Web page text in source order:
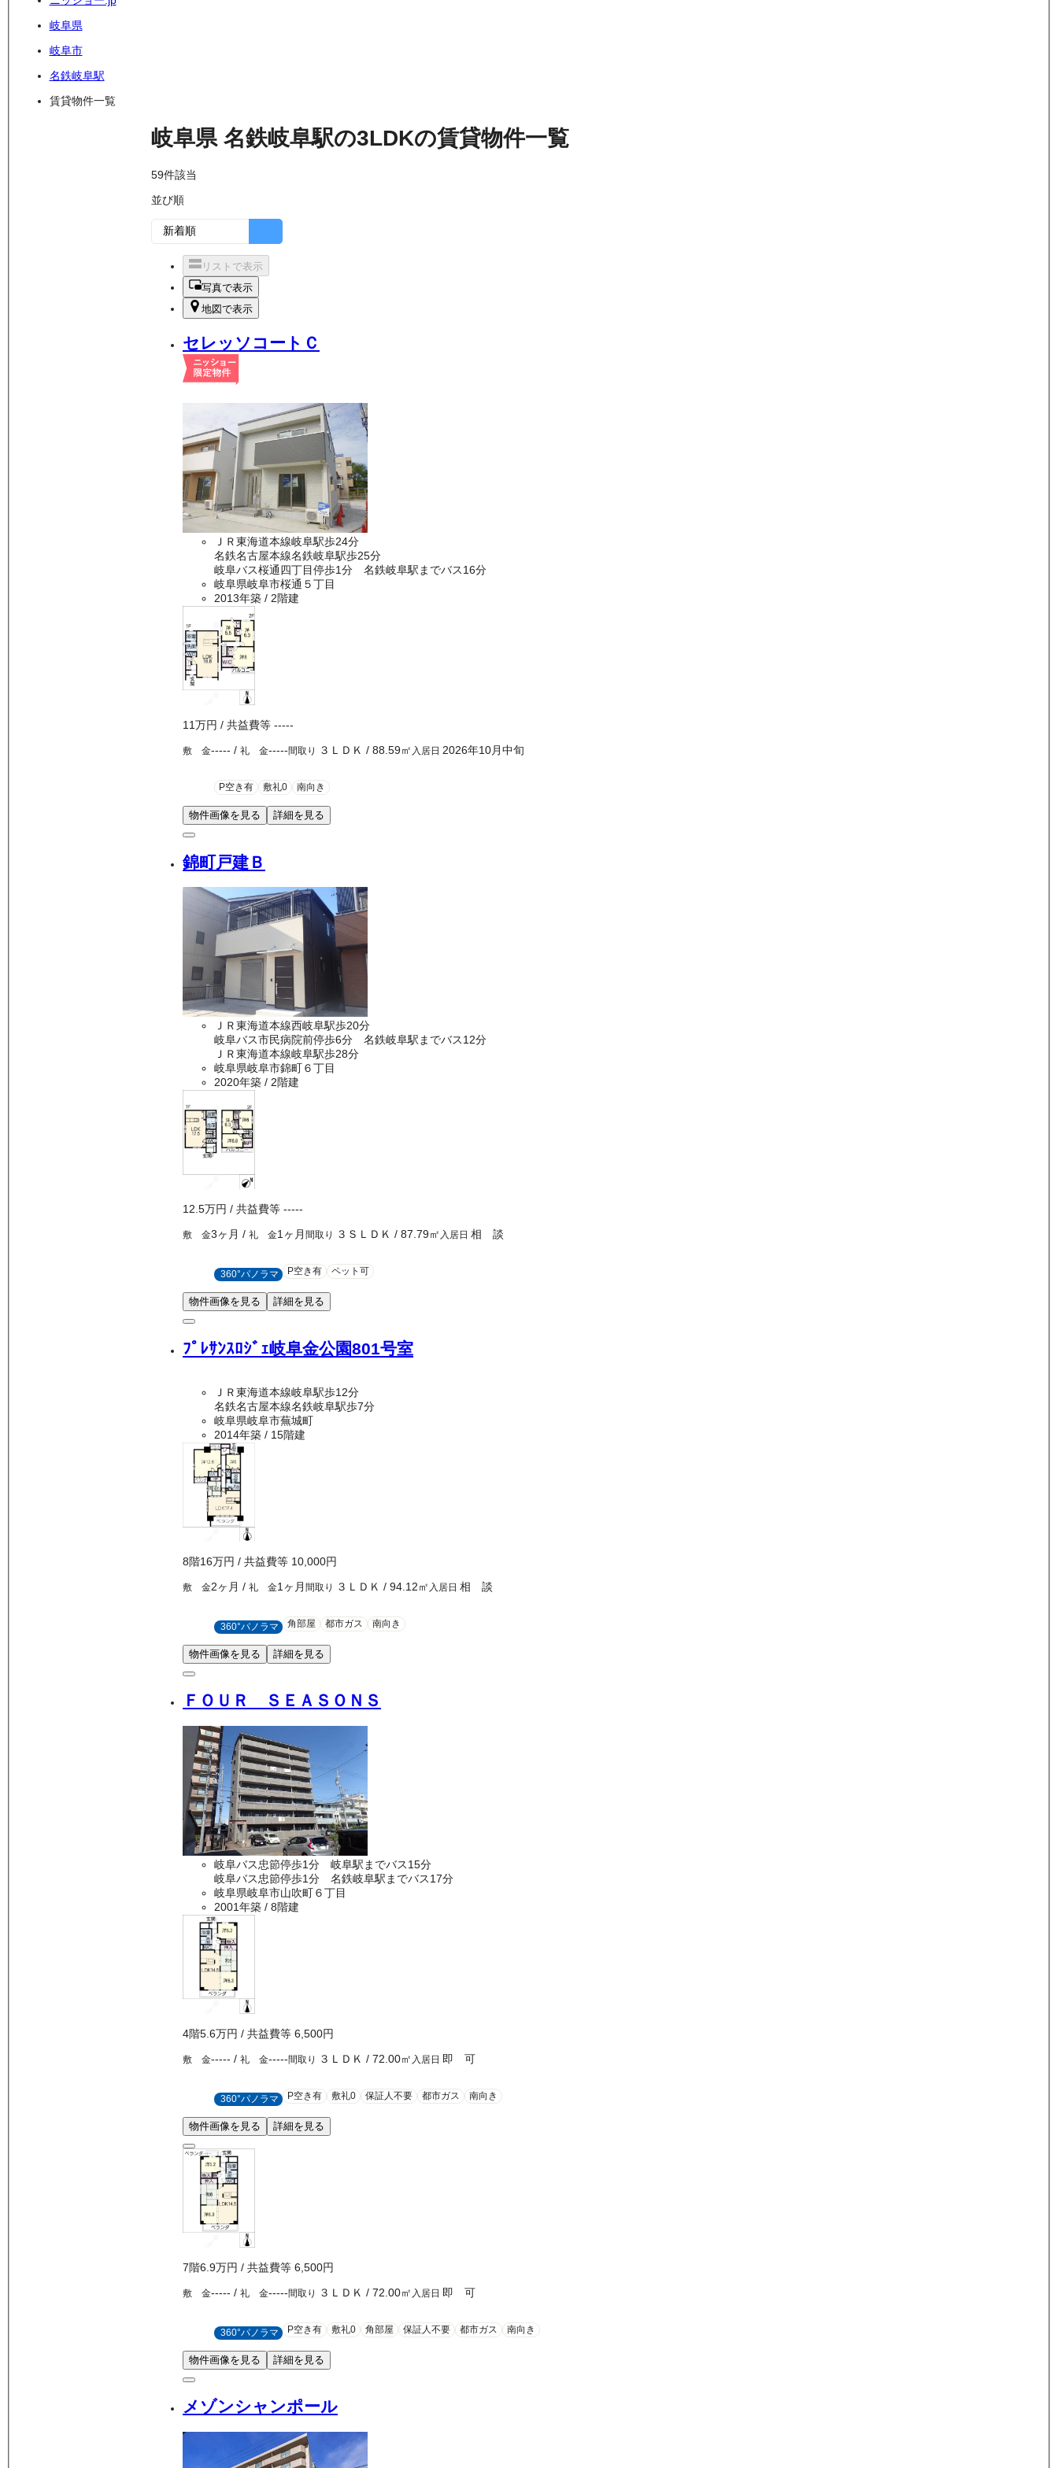
岐阜県
岐阜市
名鉄岐阜駅
賃貸物件一覧
岐阜県 名鉄岐阜駅の3LDKの賃貸物件一覧
59件該当
並び順
リストで表示
写真で表示
地図で表示
セレッソコートＣ
ＪＲ東海道本線岐阜駅歩24分
名鉄名古屋本線名鉄岐阜駅歩25分
岐阜バス桜通四丁目停歩1分 名鉄岐阜駅までバス16分
岐阜県岐阜市桜通５丁目
2013年築 / 2階建
11万円 / 共益費等 -----
敷 金----- / 礼 金-----間取り ３ＬＤＫ / 88.59㎡ 入居日 2026年10月中旬
P空き有 敷礼0 南向き
物件画像を見る 詳細を見る
錦町戸建Ｂ
ＪＲ東海道本線西岐阜駅歩20分
岐阜バス市民病院前停歩6分 名鉄岐阜駅までバス12分
ＪＲ東海道本線岐阜駅歩28分
岐阜県岐阜市錦町６丁目
2020年築 / 2階建
12.5万円 / 共益費等 -----
敷 金3ヶ月 / 礼 金1ヶ月 間取り ３ＳＬＤＫ / 87.79㎡ 入居日 相 談
360°パノラマ P空き有 ペット可
物件画像を見る 詳細を見る
ﾌﾟﾚｻﾝｽﾛｼﾞｪ岐阜金公園801号室
ＪＲ東海道本線岐阜駅歩12分
名鉄名古屋本線名鉄岐阜駅歩7分
岐阜県岐阜市蕪城町
2014年築 / 15階建
8階16万円 / 共益費等 10,000円
敷 金2ヶ月 / 礼 金1ヶ月 間取り ３ＬＤＫ / 94.12㎡ 入居日 相 談
360°パノラマ 角部屋 都市ガス 南向き
物件画像を見る 詳細を見る
ＦＯＵＲ ＳＥＡＳＯＮＳ
岐阜バス忠節停歩1分 岐阜駅までバス15分
岐阜バス忠節停歩1分 名鉄岐阜駅までバス17分
岐阜県岐阜市山吹町６丁目
2001年築 / 8階建
4階5.6万円 / 共益費等 6,500円
敷 金----- / 礼 金-----間取り ３ＬＤＫ / 72.00㎡ 入居日 即 可
360°パノラマ P空き有 敷礼0 保証人不要 都市ガス 南向き
物件画像を見る 詳細を見る
7階6.9万円 / 共益費等 6,500円
敷 金----- / 礼 金-----間取り ３ＬＤＫ / 72.00㎡ 入居日 即 可
360°パノラマ P空き有 敷礼0 角部屋 保証人不要 都市ガス 南向き
物件画像を見る 詳細を見る
メゾンシャンポール